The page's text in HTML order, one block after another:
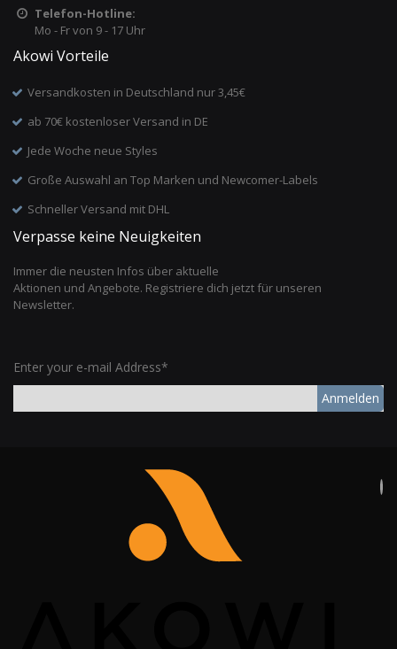
Telefon-Hotline:
Mo - Fr von 9 - 17 Uhr
Akowi Vorteile
Versandkosten in Deutschland nur 3,45€
ab 70€ kostenloser Versand in DE
Jede Woche neue Styles
Große Auswahl an Top Marken und Newcomer-Labels
Schneller Versand mit DHL
Verpasse keine Neuigkeiten
Immer die neusten Infos über aktuelle
Aktionen und Angebote. Registriere dich jetzt für unseren
Newsletter.
Enter your e-mail Address*
Anmelden